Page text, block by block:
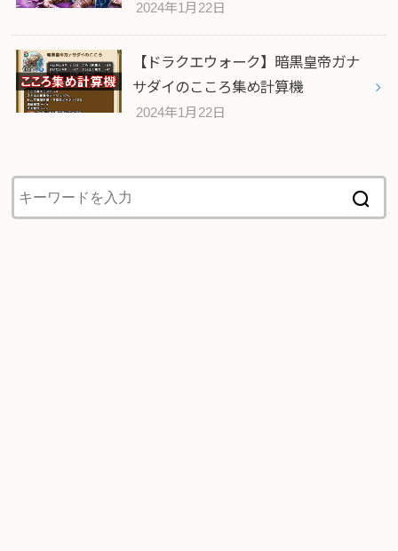
2024年1月22日
【ドラクエウォーク】暗黒皇帝ガナ
サダイのこころ集め計算機
2024年1月22日